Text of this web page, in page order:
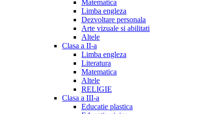
Matematica
Limba engleza
Dezvoltare personala
Arte vizuale si abilitati
Altele
Clasa a II-a
Limba engleza
Literatura
Matematica
Altele
RELIGIE
Clasa a III-a
Educatie plastica